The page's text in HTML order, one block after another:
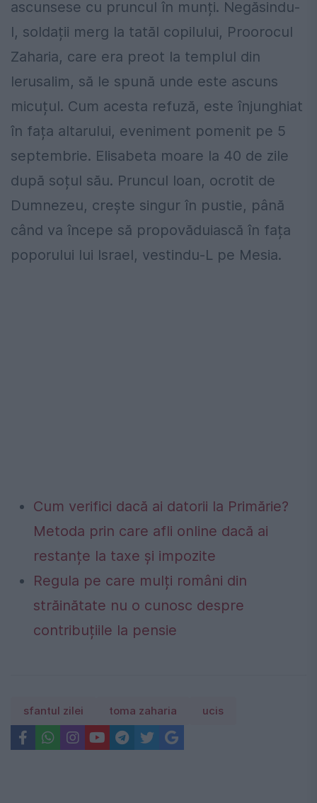
ascunsese cu pruncul în munți. Negăsindu-
l, soldații merg la tatăl copilului, Proorocul
Zaharia, care era preot la templul din
Ierusalim, să le spună unde este ascuns
micuțul. Cum acesta refuză, este înjunghiat
în fața altarului, eveniment pomenit pe 5
septembrie. Elisabeta moare la 40 de zile
după soțul său. Pruncul Ioan, ocrotit de
Dumnezeu, crește singur în pustie, până
când va începe să propovăduiască în fața
poporului lui Israel, vestindu-L pe Mesia.
Cum verifici dacă ai datorii la Primărie?
Metoda prin care afli online dacă ai
restanțe la taxe și impozite
Regula pe care mulți români din
străinătate nu o cunosc despre
contribuțiile la pensie
sfantul zilei toma zaharia ucis